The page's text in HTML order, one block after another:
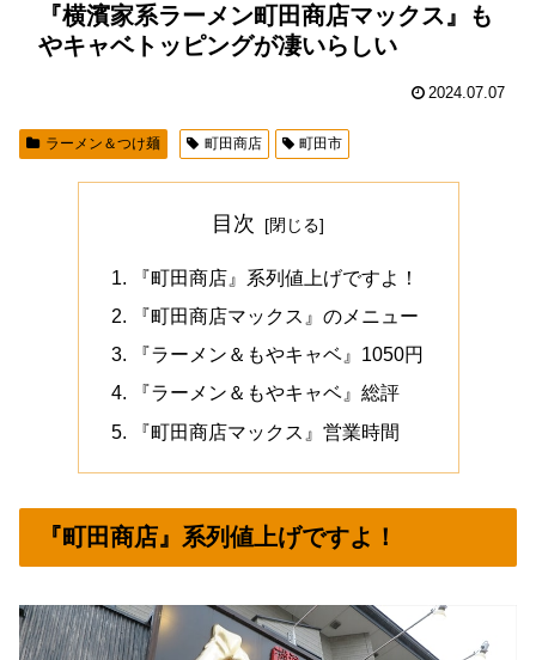
『横濱家系ラーメン町田商店マックス』も
やキャベトッピングが凄いらしい
2024.07.07
ラーメン＆つけ麺 町田商店 町田市
目次
『町田商店』系列値上げですよ！
『町田商店マックス』のメニュー
『ラーメン＆もやキャベ』1050円
『ラーメン＆もやキャベ』総評
『町田商店マックス』営業時間
『町田商店』系列値上げですよ！